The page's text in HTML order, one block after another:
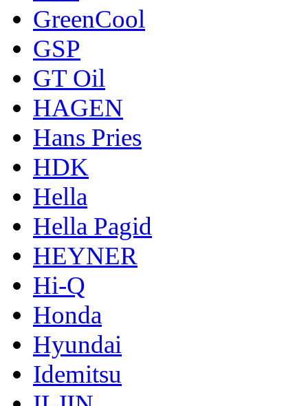
GreenCool
GSP
GT Oil
HAGEN
Hans Pries
HDK
Hella
Hella Pagid
HEYNER
Hi-Q
Honda
Hyundai
Idemitsu